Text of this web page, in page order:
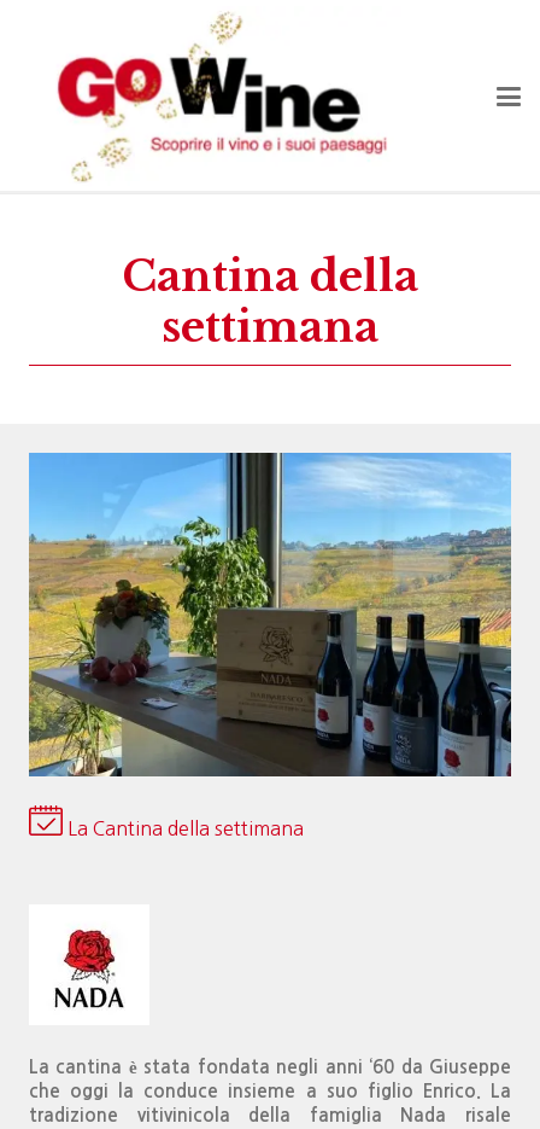
Cantina della
settimana
La Cantina della settimana
La cantina è stata fondata negli anni ‘60 da Giuseppe
che oggi la conduce insieme a suo figlio Enrico. La
tradizione vitivinicola della famiglia Nada risale